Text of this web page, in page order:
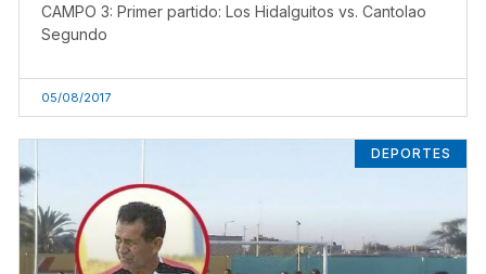
CAMPO 3: Primer partido: Los Hidalguitos vs. Cantolao
Segundo
05/08/2017
DEPORTES